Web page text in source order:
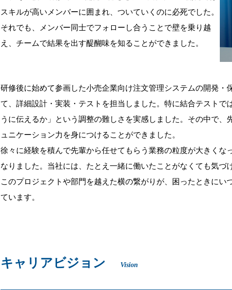
スキルが高いメンバーに囲まれ、ついていくのに必死でした。
それでも、メンバー同士でフォローし合うことで壁を乗り越
え、チームで結果を出す醍醐味を知ることができました。
研修後に始めて参画した小売企業向け注文管理システムの開発・
て、詳細設計・実装・テストを担当しました。特に結合テスト
うに伝えるか」という調整の難しさを実感しました。その中で
ュニケーション力を身につけることができました。
徐々に経験を積んで先輩から任せてもらう業務の粒度が大きく
なりました。当社には、たとえ一緒に働いたことがなくても気づ
このプロジェクトや部門を越えた横の繋がりが、困ったときに
ています。
キャリアビジョン Vision